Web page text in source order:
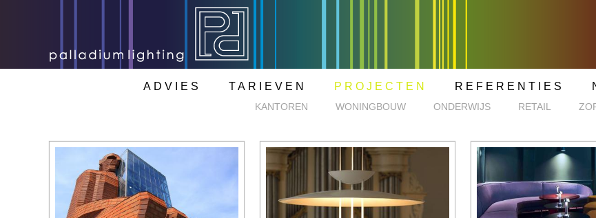
ADVIES TARIEVEN PROJECTEN
KANTOREN WONINGBOUW ONDERWIJS RETAIL
REFERENTIES